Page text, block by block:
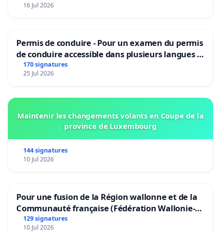
16 Jul 2026
Permis de conduire - Pour un examen du permis
de conduire accessible dans plusieurs langues à
Bruxelles
170 signatures
25 Jul 2026
Maintenir les changements volants en Coupe de la
province de Luxembourg
144 signatures
10 Jul 2026
Pour une fusion de la Région wallonne et de la
Communauté française (Fédération Wallonie-
Bruxelles)
129 signatures
10 Jul 2026